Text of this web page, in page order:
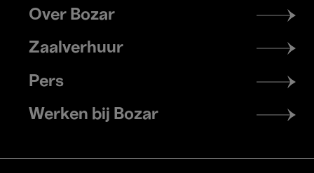
Footer
menu
Over Bozar
Zaalverhuur
Pers
Werken bij Bozar